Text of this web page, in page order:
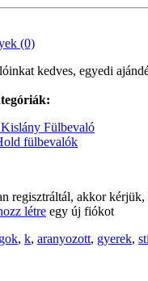
(0)
kedves, egyedi
Fülbevaló
fülbevalók
regisztráltál, akkor kérjük,
létre egy új fiókot
, k, aranyozott, gyerek,